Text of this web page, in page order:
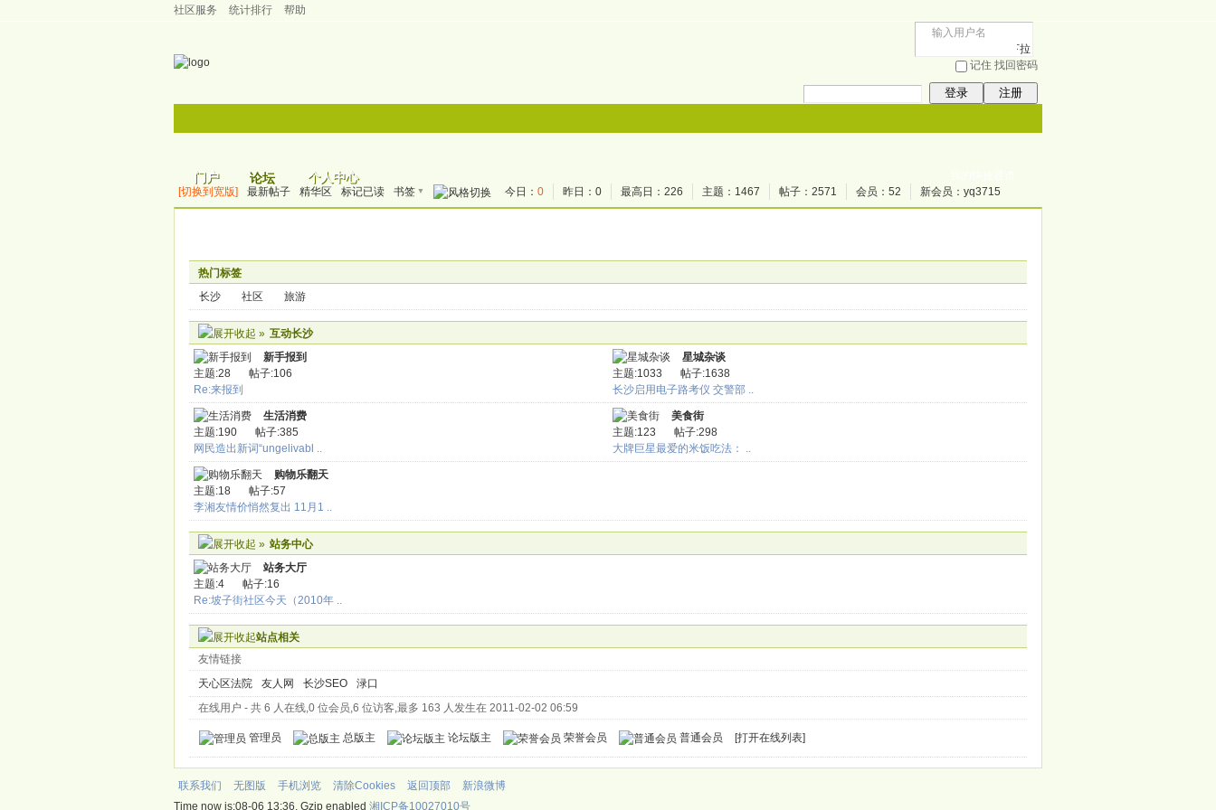
社区服务 统计排行 帮助
下拉
记住 找回密码
登录 注册
门户 论坛 个人中心
帖子 搜 索
[切换到宽版] 最新帖子 精华区 标记已读 书签 ▼ 今日： 0 昨日：0 最高日：226 主题：1467 帖子：2571 会员： 52 新会员： yq3715
热门标签
长沙
社区 旅游
» 互动长沙
新手报到
主题:28
帖子:106
Re:来报到
星城杂谈
主题:1033
帖子:1638
长沙启用电子路考仪 交警部 ..
生活消费
主题:190
帖子:385
网民造出新词“ungelivabl ..
美食街
主题:123
帖子:298
大牌巨星最爱的米饭吃法： ..
购物乐翻天
主题:18
帖子:57
李湘友情价悄然复出 11月1 ..
» 站务中心
站务大厅
主题:4
帖子:16
Re:坡子街社区今天（2010年 ..
站点相关
友情链接
天心区法院
友人网 长沙SEO
渌口
在线用户 - 共 6 人在线,0 位会员,6 位访客,最多 163 人发生在 2011-02-02 06:59
管理员 总版主 论坛版主 荣誉会员 普通会员 [打开在线列表]
联系我们 无图版 手机浏览 清除Cookies 返回顶部
新浪微博
Time now is:08-06 13:36, Gzip enabled 湘ICP备10027010号